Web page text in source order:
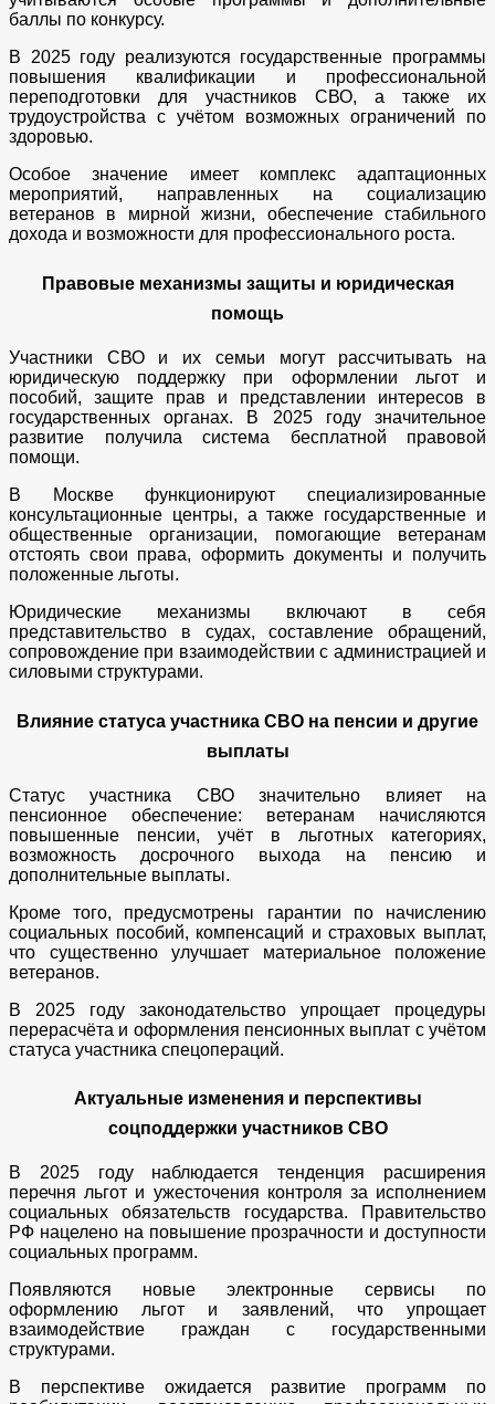
баллы по конкурсу.
В 2025 году реализуются государственные программы
повышения квалификации и профессиональной
переподготовки для участников СВО, а также их
трудоустройства с учётом возможных ограничений по
здоровью.
Особое значение имеет комплекс адаптационных
мероприятий, направленных на социализацию
ветеранов в мирной жизни, обеспечение стабильного
дохода и возможности для профессионального роста.
Правовые механизмы защиты и юридическая
помощь
Участники СВО и их семьи могут рассчитывать на
юридическую поддержку при оформлении льгот и
пособий, защите прав и представлении интересов в
государственных органах. В 2025 году значительное
развитие получила система бесплатной правовой
помощи.
В Москве функционируют специализированные
консультационные центры, а также государственные и
общественные организации, помогающие ветеранам
отстоять свои права, оформить документы и получить
положенные льготы.
Юридические механизмы включают в себя
представительство в судах, составление обращений,
сопровождение при взаимодействии с администрацией и
силовыми структурами.
Влияние статуса участника СВО на пенсии и другие
выплаты
Статус участника СВО значительно влияет на
пенсионное обеспечение: ветеранам начисляются
повышенные пенсии, учёт в льготных категориях,
возможность досрочного выхода на пенсию и
дополнительные выплаты.
Кроме того, предусмотрены гарантии по начислению
социальных пособий, компенсаций и страховых выплат,
что существенно улучшает материальное положение
ветеранов.
В 2025 году законодательство упрощает процедуры
перерасчёта и оформления пенсионных выплат с учётом
статуса участника спецопераций.
Актуальные изменения и перспективы
соцподдержки участников СВО
В 2025 году наблюдается тенденция расширения
перечня льгот и ужесточения контроля за исполнением
социальных обязательств государства. Правительство
РФ нацелено на повышение прозрачности и доступности
социальных программ.
Появляются новые электронные сервисы по
оформлению льгот и заявлений, что упрощает
взаимодействие граждан с государственными
структурами.
В перспективе ожидается развитие программ по